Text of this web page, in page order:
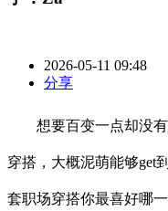
2026-05-11 09:48
分享
想要百变一点却没有
穿搭，大概泥萌能够get
套职场穿搭你最喜好哪